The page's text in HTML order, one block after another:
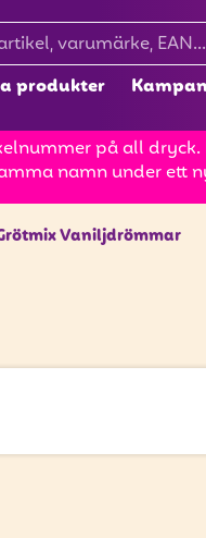
produkter
på all
namn under
Vaniljdrömmar